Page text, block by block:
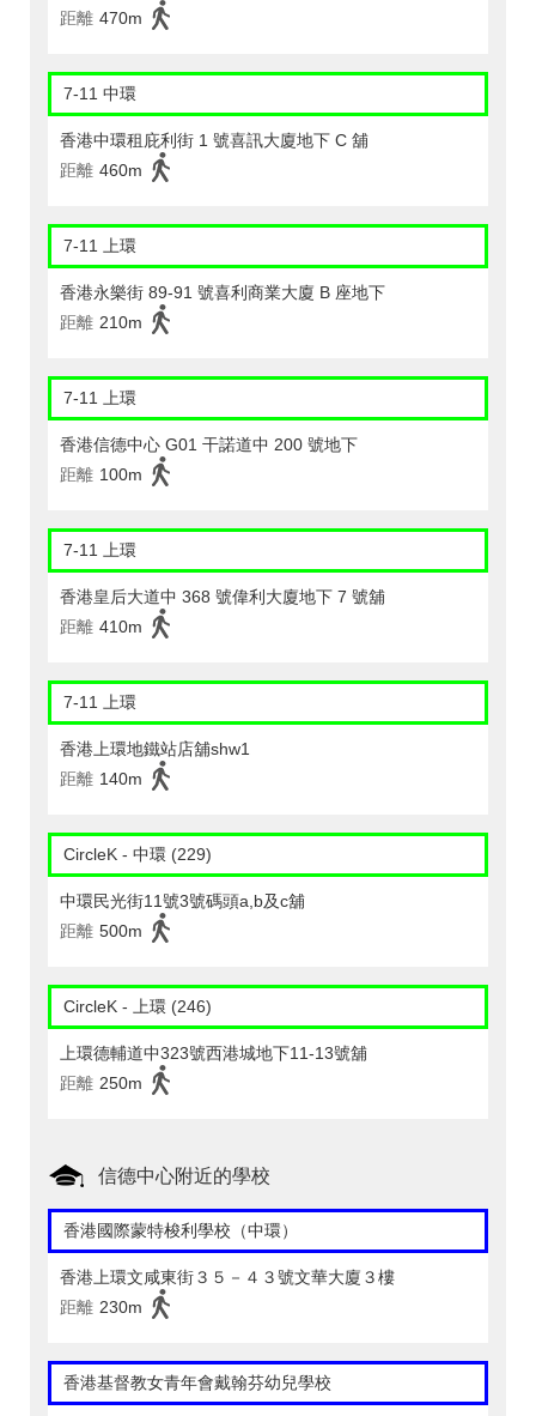
距離 470m
7-11 中環
香港中環租庇利街 1 號喜訊大廈地下 C 舖
距離 460m
7-11 上環
香港永樂街 89-91 號喜利商業大廈 B 座地下
距離 210m
7-11 上環
香港信德中心 G01 干諾道中 200 號地下
距離 100m
7-11 上環
香港皇后大道中 368 號偉利大廈地下 7 號舖
距離 410m
7-11 上環
香港上環地鐵站店舖shw1
距離 140m
CircleK - 中環 (229)
中環民光街11號3號碼頭a,b及c舖
距離 500m
CircleK - 上環 (246)
上環德輔道中323號西港城地下11-13號舖
距離 250m
信德中心附近的學校
香港國際蒙特梭利學校（中環）
香港上環文咸東街３５－４３號文華大廈３樓
距離 230m
香港基督教女青年會戴翰芬幼兒學校